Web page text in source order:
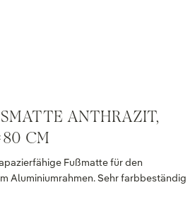
ANTHRAZIT, M
CM
Fußmatte für den
Aluminiumrahmen. Sehr farbbeständig